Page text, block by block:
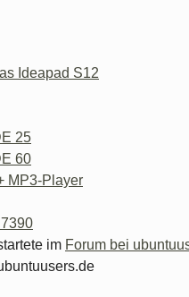
Ideapad S12
25
60
MP3-Player
im Forum bei